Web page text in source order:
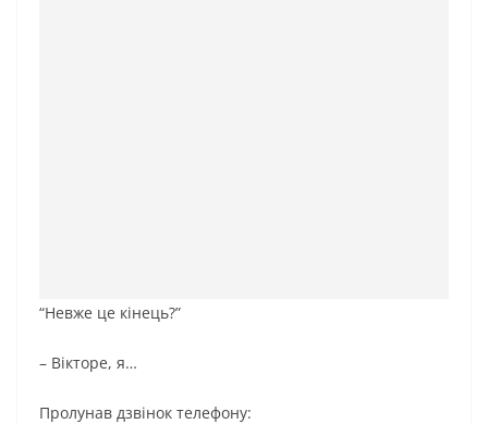
“Невже це кінець?”
– Вікторе, я…
Пролунав дзвінок телефону: